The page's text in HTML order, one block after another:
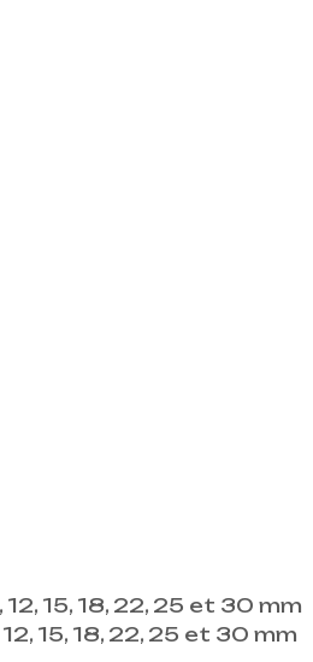
15, 18, 22, 25 et 30 mm
15, 18, 22, 25 et 30 mm